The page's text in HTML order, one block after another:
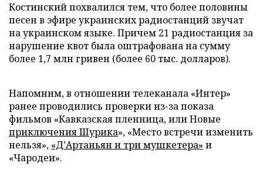
Костинский похвалился тем, что более половины
песен в эфире украинских радиостанций звучат
на украинском языке. Причем 21 радиостанция за
нарушение квот была оштрафована на сумму
более 1,7 млн гривен (более 60 тыс. долларов).
Напомним, в отношении телеканала «Интер»
ранее проводились проверки из-за показа
фильмов «Кавказская пленница, или Новые
приключения Шурика», «Место встречи изменить
нельзя», «Д’Артаньян и три мушкетера» и
«Чародеи».